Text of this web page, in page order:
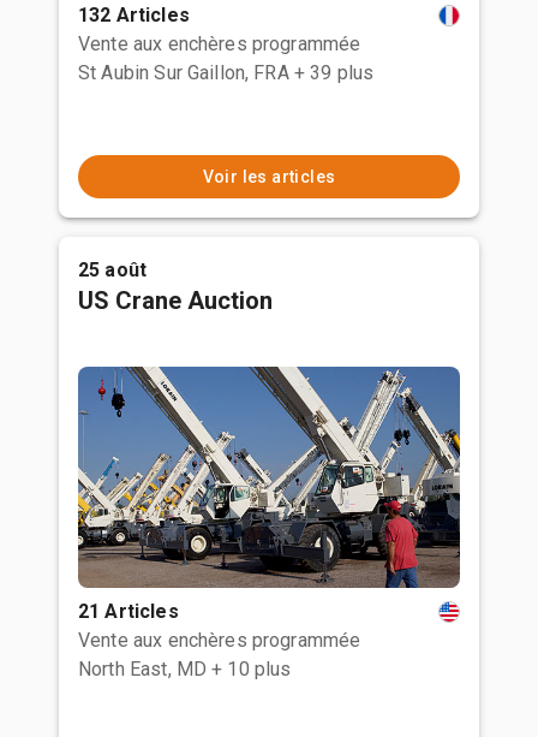
132 Articles
Vente aux enchères programmée
St Aubin Sur Gaillon, FRA + 39 plus
Voir les articles
25 août
US Crane Auction
21 Articles
Vente aux enchères programmée
North East, MD + 10 plus